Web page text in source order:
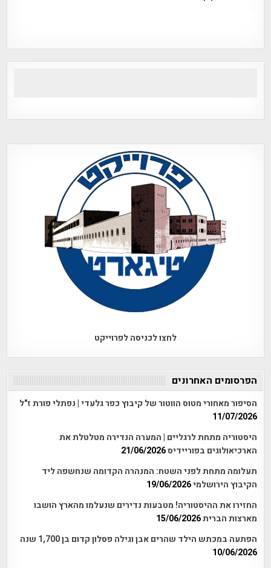
לחצו לכניסה לפרוייקט
הפרסומים האחרונים
הסיפור מאחורי מטוס הווטור של קיבוץ כפר גלעדי | נפתלי פורת ז"ל
11/07/2026
היסטוריה מתחת לרגליים | המערה הנדירה מטלטלת את
הארכיאולוגים בפוריידיס21/06/2026
תעלומה מתחת לפני השטח: המנהרה הקדומה שנחשפה ליד
הקיבוץ הירושלמי19/06/2026
החזירו את ההיסטוריה! מטבעות נדירים שנעלמו מהארץ הושבו
מארצות הברית15/06/2026
הפתעה במכתש הילד שהרים אבן וגילה פסלון קדום בן 1,700 שנה
10/06/2026